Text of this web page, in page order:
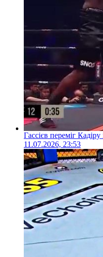
Гассієв переміг
11.07.2026, 23:53